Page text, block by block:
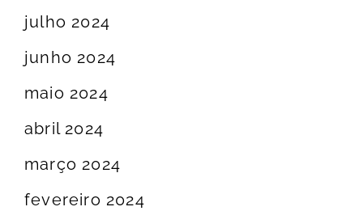
julho 2024
junho 2024
maio 2024
abril 2024
março 2024
fevereiro 2024